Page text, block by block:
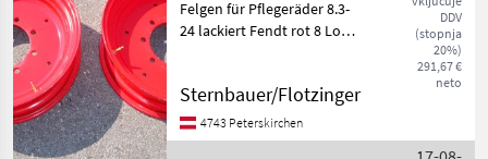
Year
DDV
(stopnja
20%)
291,67 €
neto
Felgen für Pflegeräder 8.3-
24 lackiert Fendt rot 8 Loch
Premer obroča: 24 palcev,
platišča, : Brez cevi (TL)
Kolesa,
Sternbauer/Flotzinger
4743 Peterskirchen